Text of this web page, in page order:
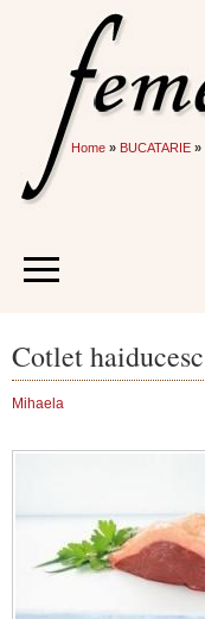
Home » BUCATARIE »
Cotlet haiducesc
Mihaela